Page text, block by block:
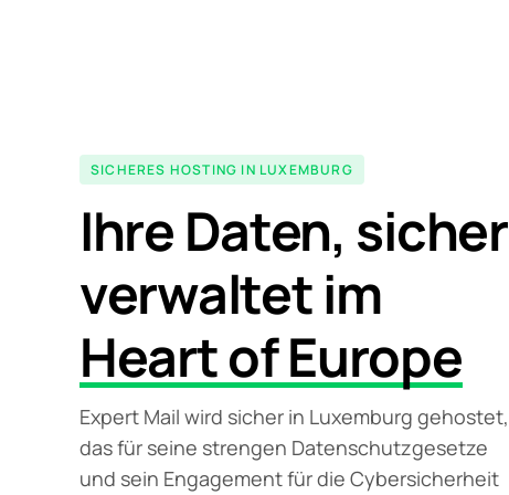
SICHERES HOSTING IN LUXEMBURG
Ihre Daten, sicher
verwaltet im
Heart of Europe
Expert Mail wird sicher in Luxemburg gehostet,
das für seine strengen Datenschutzgesetze
und sein Engagement für die Cybersicherheit